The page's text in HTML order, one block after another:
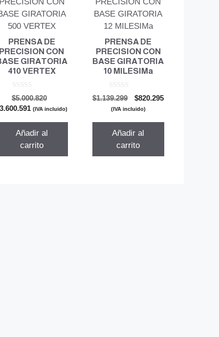
PRENSA DE
PRECISION CON
GIRATORIA
410 VERTEX
0
d
e
$5.000.820
precio
3.600.591 El
actual
es:
$3.600.591.
(IVA incluido)
Añadir al
carrito
PRENSA DE
PRECISION CON
BASE GIRATORIA
10 MILESIMa
0
d
e
$1.139.299
El
precio
era:
$1.139.299.
$820.295El
(IVA incluido)
Añadir al
carrito